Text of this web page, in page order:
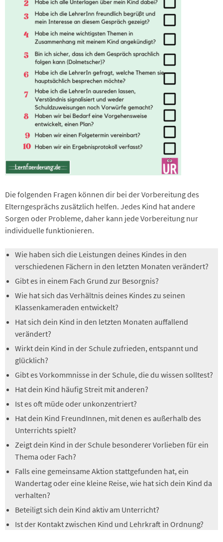
Die folgenden Fragen können dir bei der Vorbereitung des
Elterngesprächs zusätzlich helfen. Jedes Kind hat andere
Sorgen oder Probleme, daher kann jede Vorbereitung nur
individuelle funktionieren.
Wie haben sich die Leistungen deines Kindes in den
verschiedenen Fächern in den letzten Monaten verändert?
Gibt es in einem Fach Grund zur Besorgnis?
Wie hat sich das Verhältnis deines Kindes zu seinen
Klassenkameraden entwickelt?
Hat sich dein Kind in den letzten Monaten auffallend
verändert?
Wirkt dein Kind in der Schule zufrieden, entspannt und
glücklich?
Gibt es Vorkommnisse in der Schule, die du wissen solltest?
Hat dein Kind häufig Streit mit anderen?
Ist es oft müde oder unkonzentriert?
Hat dein Kind FreundInnen, mit denen es außerhalb des
Unterrichts spielt?
Zeigt dein Kind in der Schule besonderer Vorlieben für ein
Thema oder Fach?
Falls eine gemeinsame Aktion stattgefunden hat, ein
Wandertag oder eine kleine Reise, wie hat sich dein Kind da
verhalten?
Beteiligt sich dein Kind aktiv am Unterricht?
Ist der Kontakt zwischen Kind und Lehrkraft in Ordnung?